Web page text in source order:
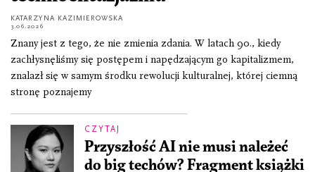
KATARZYNA KAZIMIEROWSKA
3.06.2026
Znany jest z tego, że nie zmienia zdania. W latach 90., kiedy
zachłysnęliśmy się postępem i napędzającym go kapitalizmem,
znalazł się w samym środku rewolucji kulturalnej, której ciemną
stronę poznajemy
CZYTAJ
Przyszłość AI nie musi należeć
do big techów? Fragment książki